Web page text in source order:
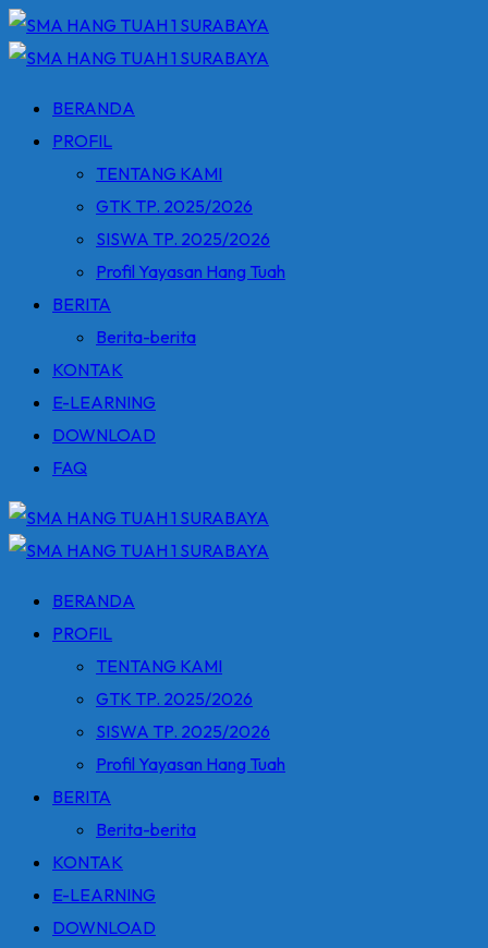
Skip
to
BERANDA
PROFIL
TENTANG KAMI
GTK TP. 2025/2026
SISWA TP. 2025/2026
Profil Yayasan Hang Tuah
BERITA
Berita-berita
KONTAK
E-LEARNING
DOWNLOAD
FAQ
BERANDA
PROFIL
TENTANG KAMI
GTK TP. 2025/2026
SISWA TP. 2025/2026
Profil Yayasan Hang Tuah
BERITA
Berita-berita
KONTAK
E-LEARNING
DOWNLOAD